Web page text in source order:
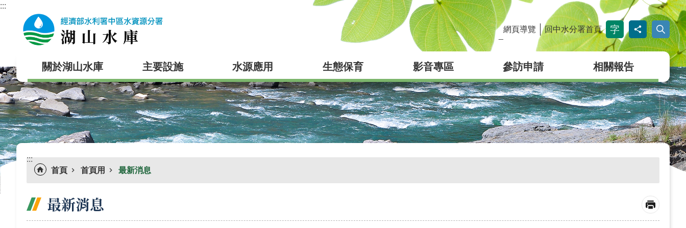
跳到主要內容區塊
:::
網頁導覽 回中水分署首頁
關於湖山水庫 主要設施 水源應用 生態保育 影音專區 參訪申請 相關報告
:::
首頁
首頁用 最新消息
最新消息